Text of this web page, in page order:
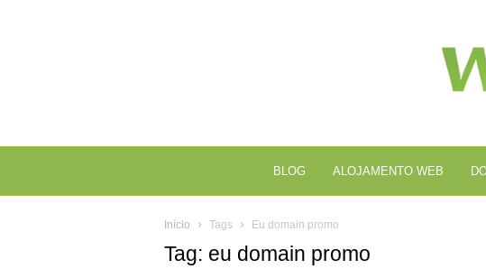
BLOG ALOJAMENTO WEB
Início Tags Eu domain promo
Tag: eu domain promo